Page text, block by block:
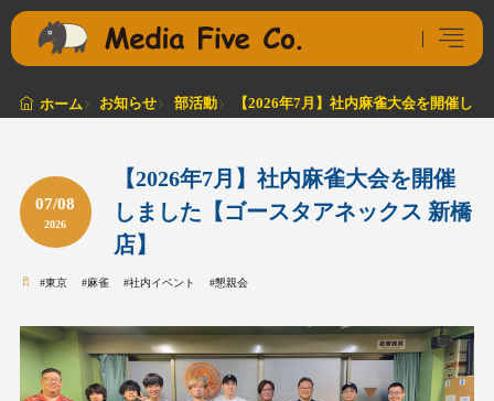
ホーム お知らせ 部活動 【2026年7月】社内麻雀大会を開催し
07/08
2026
【2026年7月】社内麻雀大会を開催
しました【ゴースタアネックス 新橋
店】
#東京 #麻雀 #社内イベント #懇親会